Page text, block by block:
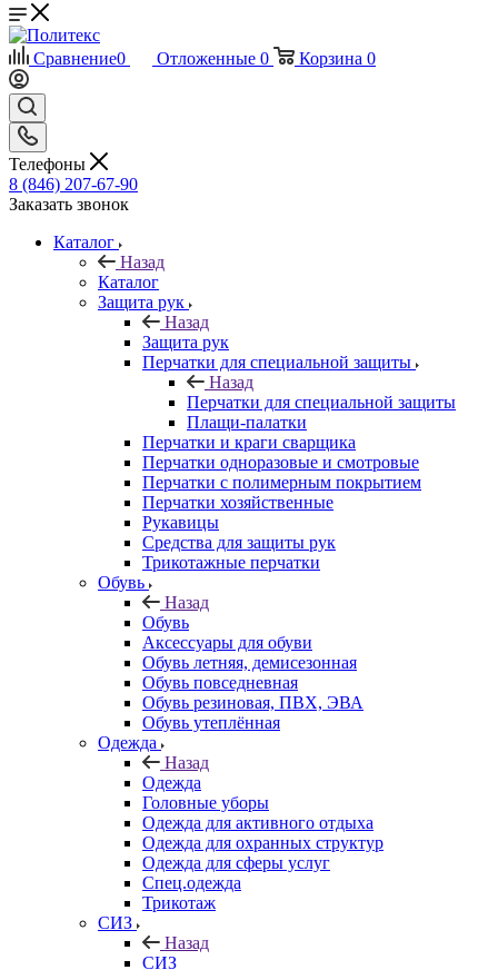
Сравнение0 Отложенные 0 Корзина 0
Телефоны
8 (846) 207-67-90
Заказать звонок
Каталог
Назад
Каталог
Защита рук
Назад
Защита рук
Перчатки для специальной защиты
Назад
Перчатки для специальной защиты
Плащи-палатки
Перчатки и краги сварщика
Перчатки одноразовые и смотровые
Перчатки с полимерным покрытием
Перчатки хозяйственные
Рукавицы
Средства для защиты рук
Трикотажные перчатки
Обувь
Назад
Обувь
Аксессуары для обуви
Обувь летняя, демисезонная
Обувь повседневная
Обувь резиновая, ПВХ, ЭВА
Обувь утеплённая
Одежда
Назад
Одежда
Головные уборы
Одежда для активного отдыха
Одежда для охранных структур
Одежда для сферы услуг
Спец.одежда
Трикотаж
СИЗ
Назад
СИЗ